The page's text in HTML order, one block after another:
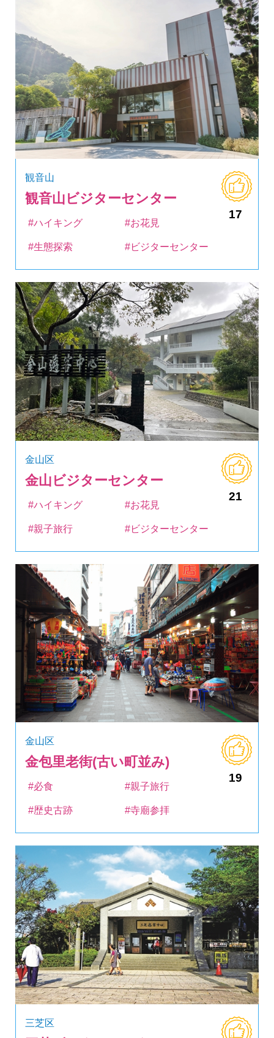
観音山
観音山ビジターセンター
17
#ハイキング #お花見
#生態探索 #ビジターセンター
金山区
金山ビジターセンター
21
#ハイキング #お花見
#親子旅行 #ビジターセンター
金山区
金包里老街(古い町並み)
19
#必食 #親子旅行
#歴史古跡 #寺廟参拝
三芝区